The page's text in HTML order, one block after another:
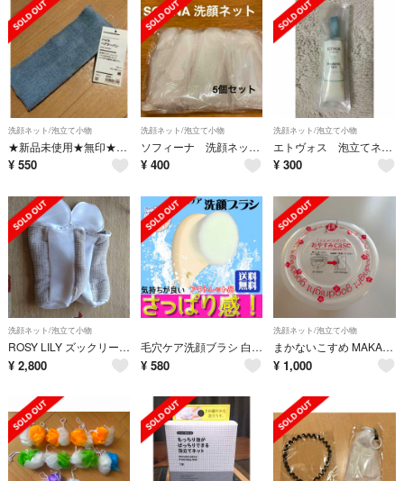
洗顔ネット/泡立て小物
★新品未使用★無印★パイルヘアターバン細グレー★廃盤★
¥ 550
洗顔ネット/泡立て小物
ソフィーナ 洗顔ネット 5個セット
¥ 400
洗顔ネット/泡立て小物
エトヴォス 泡立てネット
¥ 300
洗顔ネット/泡立て小物
ROSY LILY ズックリーンネット
¥ 2,800
毛穴ケア洗顔ブラシ 白 ★アウトレット品★
¥ 580
洗顔ネット/泡立て小物
まかないこすめ MAKANAI こんにゃくスポンジおやすみcase
¥ 1,000